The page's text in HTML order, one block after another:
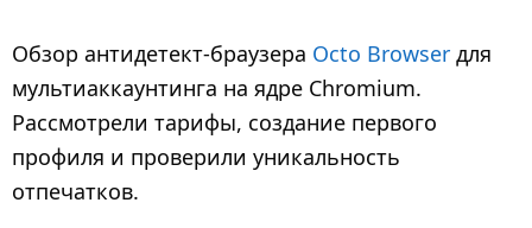
а
д
3
м
е
Обзор антидетект-браузера Octo Browser для
мультиаккаунтинга на ядре Chromium.
Рассмотрели тарифы, создание первого
профиля и проверили уникальность
отпечатков.